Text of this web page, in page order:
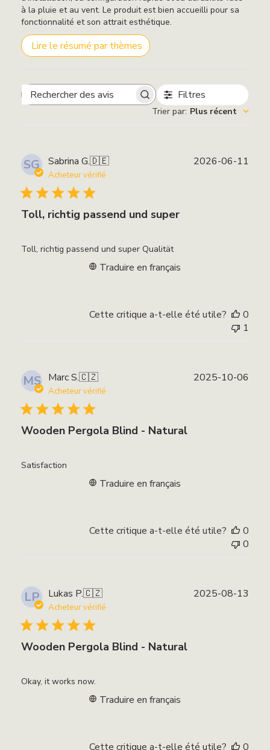
à la pluie et au vent. Le produit est bien accueilli pour sa
fonctionnalité et son attrait esthétique.
Lire le résumé par thèmes
Rechercher
Filtres
Trier par: Plus récent
SG Sabrina G.🇩🇪
Acheteur vérifié
Toll, richtig passend und super
Toll, richtig passend und super Qualität
Traduire en français
2026-06-11
Cette critique a-t-elle été utile?
0
1
MS Marc S.🇨🇿
Acheteur vérifié
Wooden Pergola Blind - Natural
Satisfaction
Traduire en français
2025-10-06
Cette critique a-t-elle été utile?
0
0
LP Lukas P.🇨🇿
Acheteur vérifié
Wooden Pergola Blind - Natural
Okay, it works now.
Traduire en français
2025-08-13
Cette critique a-t-elle été utile?
0